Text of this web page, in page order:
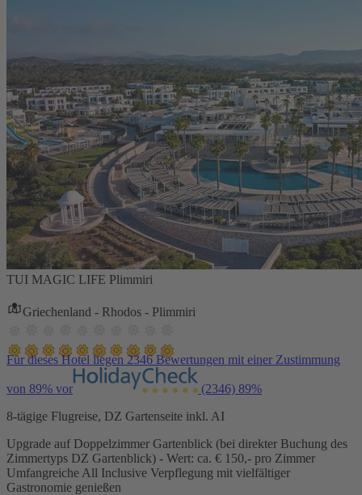
TUI MAGIC LIFE Plimmiri
Griechenland - Rhodos - Plimmiri
Für dieses Hotel liegen 2346 Bewertungen mit einer Zustimmung
von 89% vor (2346) 89%
8-tägige Flugreise, DZ Gartenseite inkl. AI
Upgrade auf Doppelzimmer Gartenblick (bei direkter Buchung des
Zimmertyps DZ Gartenblick) - Wert: ca. € 150,- pro Zimmer
Umfangreiche All Inclusive Verpflegung mit vielfältiger
Gastronomie genießen